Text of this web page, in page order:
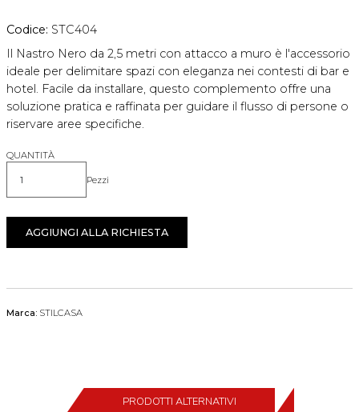
Codice: STC404
Il Nastro Nero da 2,5 metri con attacco a muro è l'accessorio
ideale per delimitare spazi con eleganza nei contesti di bar e
hotel. Facile da installare, questo complemento offre una
soluzione pratica e raffinata per guidare il flusso di persone o
riservare aree specifiche.
QUANTITÀ
Quantità Pezzi
AGGIUNGI ALLA RICHIESTA
Marca: STILCASA
PRODOTTI ALTERNATIVI